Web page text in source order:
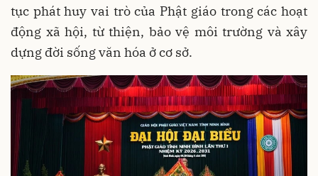
tục phát huy vai trò của Phật giáo trong các hoạt
động xã hội, từ thiện, bảo vệ môi trường và xây
dựng đời sống văn hóa ở cơ sở.